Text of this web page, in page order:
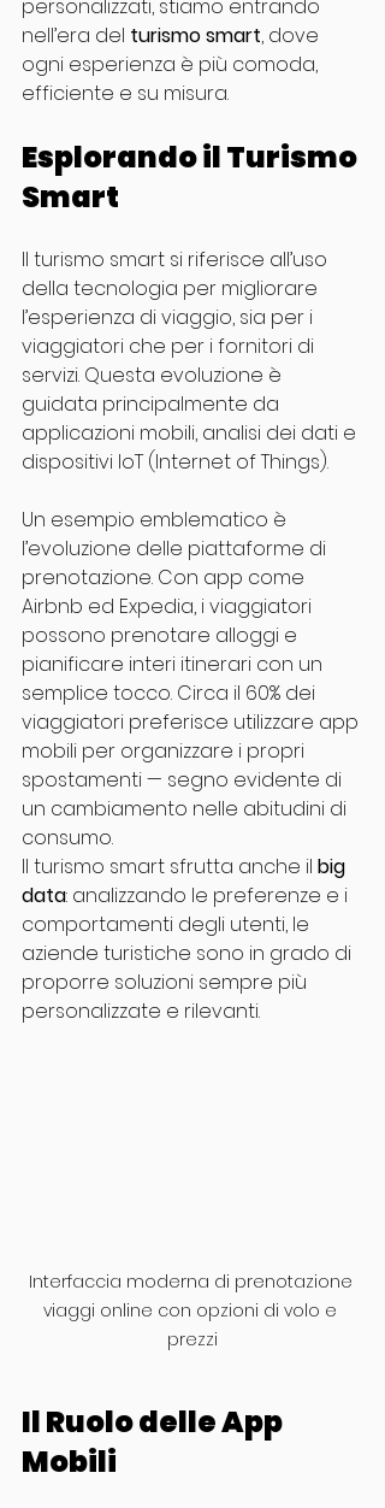
personalizzati, stiamo entrando
nell’era del turismo smart, dove
ogni esperienza è più comoda,
efficiente e su misura.
Esplorando il Turismo
Smart
Il turismo smart si riferisce all’uso
della tecnologia per migliorare
l’esperienza di viaggio, sia per i
viaggiatori che per i fornitori di
servizi. Questa evoluzione è
guidata principalmente da
applicazioni mobili, analisi dei dati e
dispositivi IoT (Internet of Things).
Un esempio emblematico è
l’evoluzione delle piattaforme di
prenotazione. Con app come
Airbnb ed Expedia, i viaggiatori
possono prenotare alloggi e
pianificare interi itinerari con un
semplice tocco. Circa il 60% dei
viaggiatori preferisce utilizzare app
mobili per organizzare i propri
spostamenti — segno evidente di
un cambiamento nelle abitudini di
consumo.
Il turismo smart sfrutta anche il big
data: analizzando le preferenze e i
comportamenti degli utenti, le
aziende turistiche sono in grado di
proporre soluzioni sempre più
personalizzate e rilevanti.
Interfaccia moderna di prenotazione
viaggi online con opzioni di volo e
prezzi
Il Ruolo delle App
Mobili